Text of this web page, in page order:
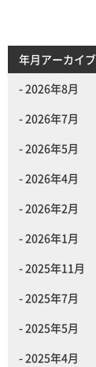
年月アーカイブ
2026年8月
2026年7月
2026年5月
2026年4月
2026年2月
2026年1月
2025年11月
2025年7月
2025年5月
2025年4月